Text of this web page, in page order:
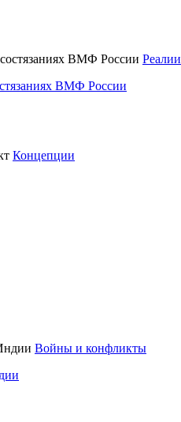
Реалии
ВМФ России
Концепции
Войны и конфликты